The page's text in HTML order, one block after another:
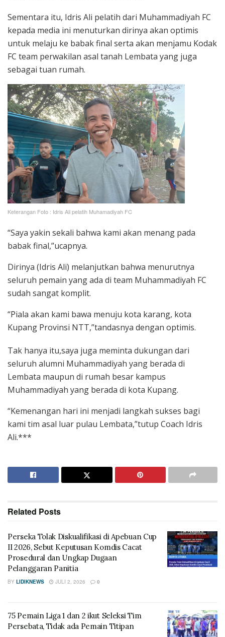
Sementara itu, Idris Ali pelatih dari Muhammadiyah FC
kepada media ini menuturkan dirinya akan optimis
untuk melaju ke babak final serta akan menjamu Kodak
FC team perwakilan asal tanah Lembata yang juga
sebagai tuan rumah.
Keterangan Foto : Idris Ali pelatih Muhamadiyah FC
“Saya yakin sekali bahwa kami akan menang pada
babak final,”ucapnya.
Dirinya (Idris Ali) melanjutkan bahwa menurutnya
seluruh pemain yang ada di team Muhammadiyah FC
sudah sangat komplit.
“Piala akan kami bawa menuju kota karang, kota
Kupang Provinsi NTT,”tandasnya dengan optimis.
Tak hanya itu,saya juga meminta dukungan dari
seluruh alumni Muhammadiyah yang berada di
Lembata maupun di rumah besar kampus
Muhammadiyah yang berada di kota Kupang.
“Kemenangan hari ini menjadi langkah sukses bagi
kami tim asal luar pulau Lembata,”tutup Coach Idris
Ali.***
Related Posts
Perseka Tolak Diskualifikasi di Apebuan Cup
II 2026, Sebut Keputusan Komdis Cacat
Prosedural dan Ungkap Dugaan
Pelanggaran Panitia
BY LIDIKNEWS JULI 2, 2026 0
75 Pemain Liga 1 dan 2 ikut Seleksi Tim
Persebata, Tidak ada Pemain Titipan